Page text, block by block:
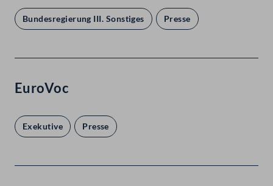
Bundesregierung III. Sonstiges Presse
EuroVoc
Exekutive Presse